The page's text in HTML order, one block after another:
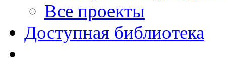
Все проекты
Доступная библиотека